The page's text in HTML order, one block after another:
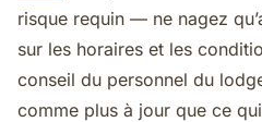
risque requin — ne nagez
sur les horaires et les
conseil du personnel du
comme plus à jour que ce